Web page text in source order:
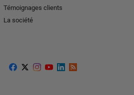
Témoignages clients
La société